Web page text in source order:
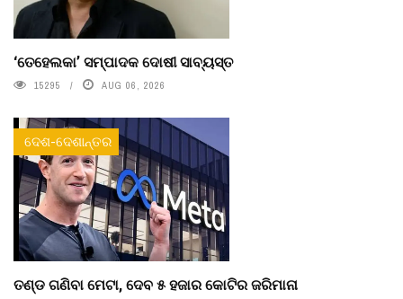
‘ତେହେଲକା’ ସମ୍ପାଦକ ଦୋଷୀ ସାବ୍ୟସ୍ତ
15295 AUG 06, 2026
ଦେଶ-ଦେଶାନ୍ତର
ତଣ୍ଡ ଗଣିବା ମେଟା, ଦେବ ୫ ହଜାର କୋଟିର ଜରିମାନା